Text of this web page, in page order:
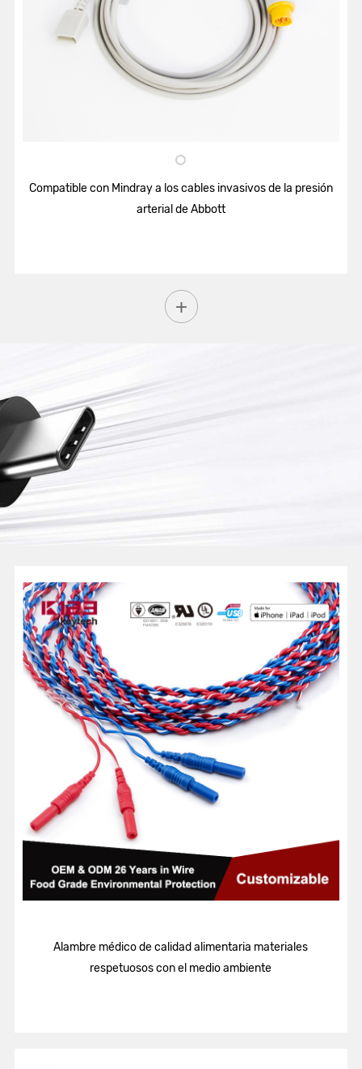
Compatible con Mindray a los cables invasivos de la presión
arterial de Abbott
Alambre médico de calidad alimentaria materiales
respetuosos con el medio ambiente